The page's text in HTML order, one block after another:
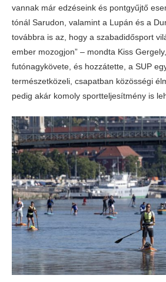
vannak már edzéseink és pontgyűjtő
tónál Sarudon, valamint a Lupán és a
továbbra is az, hogy a szabadidősport
ember mozogjon” – mondta Kiss
futónagykövete, és hozzátette, a SUP
természetközeli, csapatban közösségi
pedig akár komoly sportteljesítmény is